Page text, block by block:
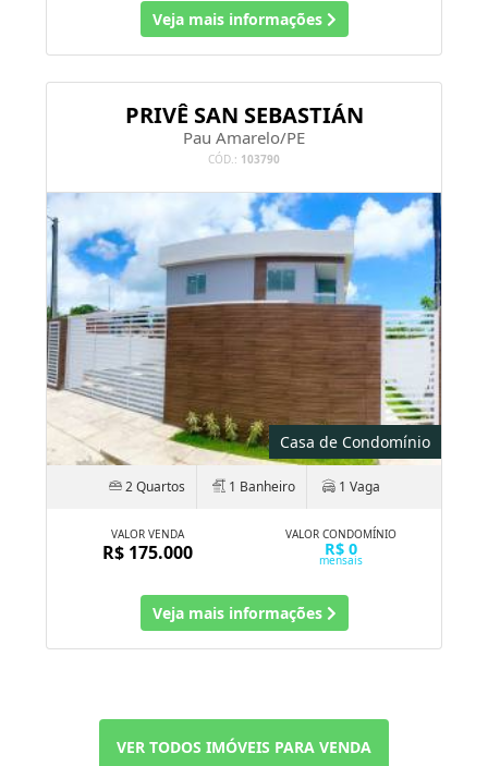
PRIVÊ SAN SEBASTIÁN
Pau Amarelo/PE
CÓD.:103790
Casa de Condomínio
2 Quartos 1 Banheiro 1 Vaga
VALOR VENDA
R$ 175.000
VALOR CONDOMÍNIO
R$ 0
mensais
Veja mais informações
VER TODOS IMÓVEIS PARA VENDA